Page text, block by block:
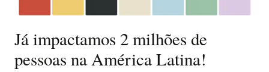
Já impactamos 2 milhões de
pessoas na América Latina!